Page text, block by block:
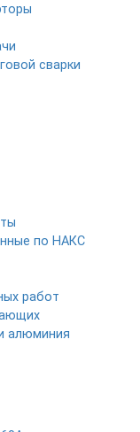
сварки
по НАКС
работ
алюминия